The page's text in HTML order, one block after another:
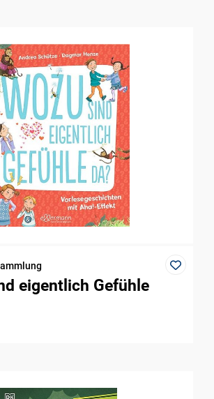
eigentlich Gefühle